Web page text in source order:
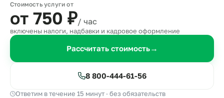
Стоимость услуги от
от 750 ₽/ час
включены налоги, надбавки и кадровое оформление
Рассчитать стоимость→
8 800-444-61-56
Ответим в течение 15 минут · без обязательств